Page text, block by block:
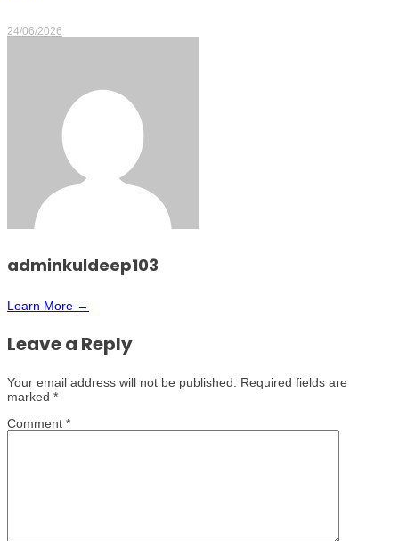
24/06/2026
adminkuldeep103
Learn More →
Leave a Reply
Your email address will not be published.
Required fields are
marked *
Comment *